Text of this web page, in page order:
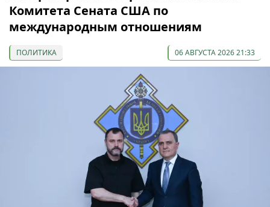
Комитета Сената США по
международным отношениям
ПОЛИТИКА 06 АВГУСТА 2026 21:33